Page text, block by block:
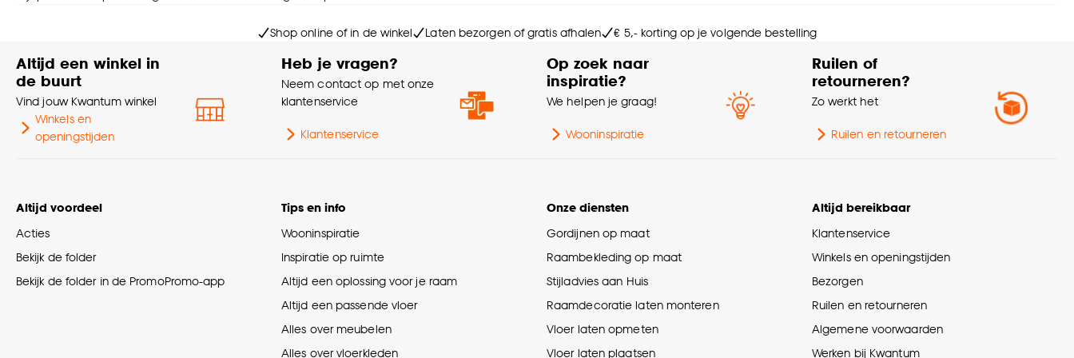
Nee
Shop online of in de winkel Laten bezorgen of gratis afhalen € 5,- korting op je volgende bestelling
Altijd een winkel in
de buurt
Vind jouw Kwantum winkel
Winkels en
openingstijden
Heb je vragen?
Neem contact op met onze
klantenservice
Klantenservice
Op zoek naar
inspiratie?
We helpen je graag!
Wooninspiratie
Ruilen of
retourneren?
Zo werkt het
Ruilen en retourneren
Altijd voordeel
Acties
Bekijk de folder
Bekijk de folder in de PromoPromo-app
Tips en info
Wooninspiratie
Inspiratie op ruimte
Altijd een oplossing voor je raam
Altijd een passende vloer
Alles over meubelen
Alles over vloerkleden
Onze diensten
Gordijnen op maat
Raambekleding op maat
Stijladvies aan Huis
Raamdecoratie laten monteren
Vloer laten opmeten
Vloer laten plaatsen
Altijd bereikbaar
Klantenservice
Winkels en openingstijden
Bezorgen
Ruilen en retourneren
Algemene voorwaarden
Werken bij Kwantum